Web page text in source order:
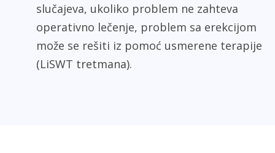
slučajeva, ukoliko problem ne zahteva
operativno lečenje, problem sa erekcijom
može se rešiti iz pomoć usmerene terapije
(LiSWT tretmana).